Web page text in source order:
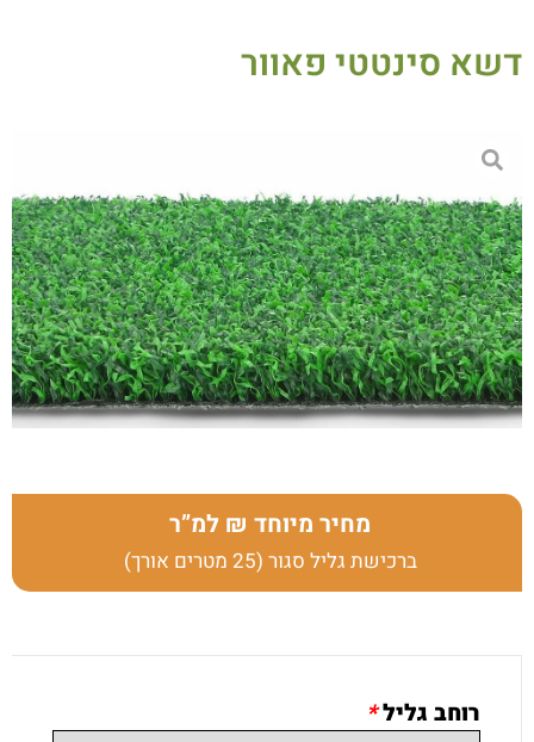
דשא סינטטי פאוור
מחיר מיוחד למ”ר
ברכישת גליל סגור (25 מטרים אורך)
רוחב גליל*